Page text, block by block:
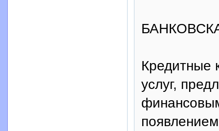
Кредитные
услуг,